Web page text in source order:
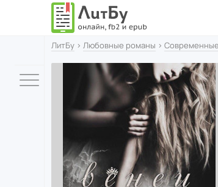
ЛитБу › Любовные романы ›